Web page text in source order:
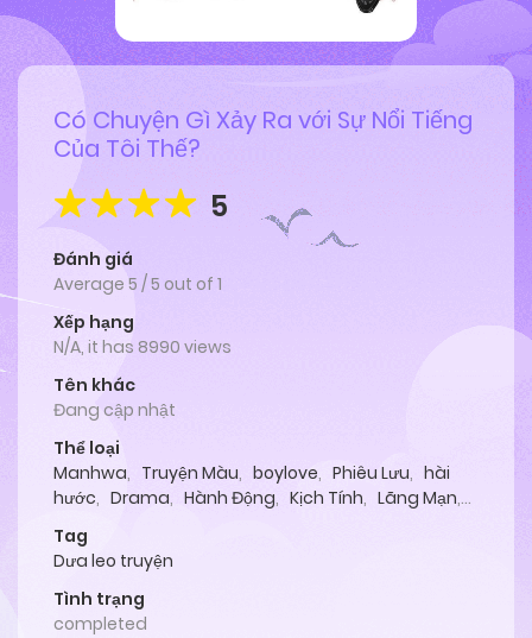
Có Chuyện Gì Xảy Ra với Sự Nổi Tiếng
Của Tôi Thế?
5
Đánh giá
Average 5 /5 out of 1
Xếp hạng
N/A, it has 8990 views
Tên khác
Đang cập nhật
Thể loại
Manhwa, Truyện Màu, boylove, Phiêu Lưu, hài
hước, Drama, Hành Động, Kịch Tính, Lãng Mạn,
Tag
Dưa leo truyện
Tình trạng
completed